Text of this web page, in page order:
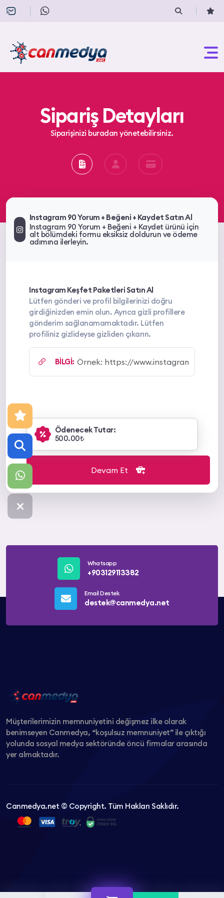
Sipariş Detayları
Siparişinizi buradan yönetebilirsiniz.
Instagram 90 Yorum + Beğeni + Kaydet Satın Al
Instagram 90 Yorum + Beğeni + Kaydet ürünü için
alt bölümdeki formu eksiksiz doldurun ve ödeme
adımına ilerleyin.
Instagram Keşfet Paketleri Satın Al
Lütfen gönderi ve profil bilgilerinizi doğru
girdiğinizden emin olun. Ayrıca gizli profillere
gönderim sağlanamamaktadır. Lütfen
profiliniz gizlideyse gizliden çıkarın.
BİLGİ:
Ödenecek Tutar:
500.00₺
Devam Et
Whatsapp
+903129113382
Email Destek
destek@canmedya.net
Müşterilerimizin memnuniyetini değişmez ilke olarak
benimseyen Canmedya, “koşulsuz memnuniyet” ile çıktığı
yolunda sosyal medya sektöründe öncü firmalar arasında
yer almaktadır.
Canmedya.net © Copyright. Tüm Hakları Saklıdır.